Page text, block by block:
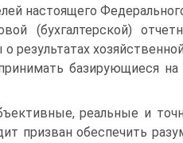
настоящего
(бухгалтерской)
базирующиеся
реальные и
призван обеспечить